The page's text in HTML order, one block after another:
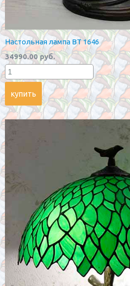
Настольная лампа BT 1646
34990.00 руб.